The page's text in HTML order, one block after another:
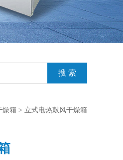
燥箱 > 立式电热鼓风干燥箱